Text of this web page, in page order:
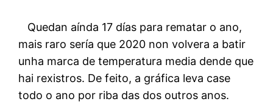
Quedan aínda 17 días para rematar o ano,
mais raro sería que 2020 non volvera a batir
unha marca de temperatura media dende que
hai rexistros. De feito, a gráfica leva case
todo o ano por riba das dos outros anos.